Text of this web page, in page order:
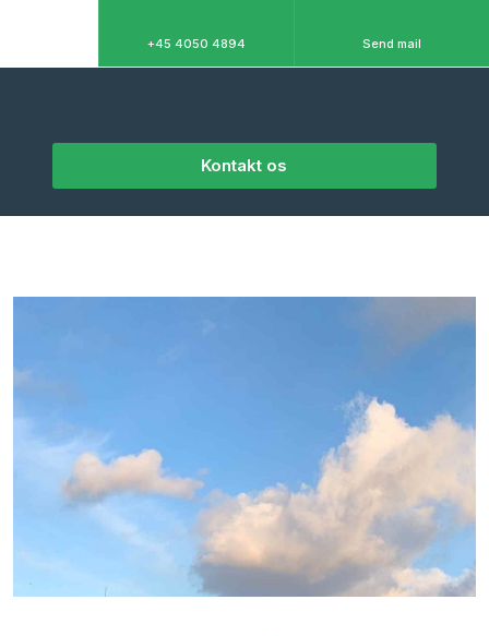
+45 4050 4894 Send mail
Kontakt os​